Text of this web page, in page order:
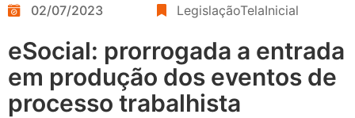
02/07/2023 LegislaçãoTelaInicial
eSocial: prorrogada a entrada
em produção dos eventos de
processo trabalhista